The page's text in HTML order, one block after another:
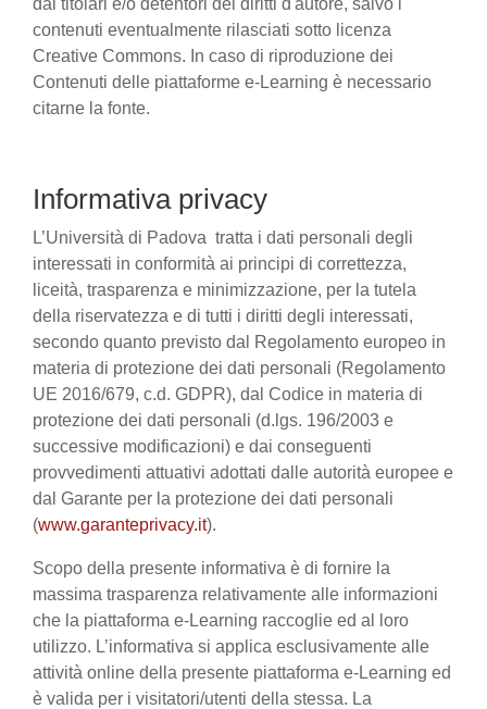
dai titolari e/o detentori dei diritti d'autore, salvo i
contenuti eventualmente rilasciati sotto licenza
Creative Commons. In caso di riproduzione dei
Contenuti delle piattaforme e-Learning è necessario
citarne la fonte.
Informativa privacy
L’Università di Padova tratta i dati personali degli
interessati in conformità ai principi di correttezza,
liceità, trasparenza e minimizzazione, per la tutela
della riservatezza e di tutti i diritti degli interessati,
secondo quanto previsto dal Regolamento europeo in
materia di protezione dei dati personali (Regolamento
UE 2016/679, c.d. GDPR), dal Codice in materia di
protezione dei dati personali (d.lgs. 196/2003 e
successive modificazioni) e dai conseguenti
provvedimenti attuativi adottati dalle autorità europee e
dal Garante per la protezione dei dati personali
(www.garanteprivacy.it).
Scopo della presente informativa è di fornire la
massima trasparenza relativamente alle informazioni
che la piattaforma e-Learning raccoglie ed al loro
utilizzo. L’informativa si applica esclusivamente alle
attività online della presente piattaforma e-Learning ed
è valida per i visitatori/utenti della stessa. La